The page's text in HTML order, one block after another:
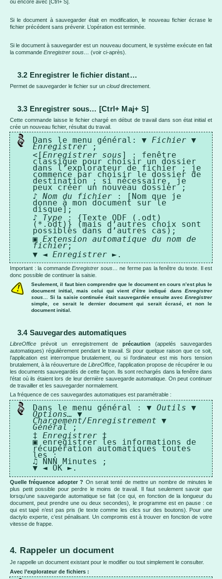
ou encore avec [Ctrl+ S].
Si le document à sauvegarder était en modification, le nouveau fichier écrase le
fichier précédent sans prévenir. L’opération est terminée.
Si le document à sauvegarder est un nouveau document, le système exécute en fait
la commande Enregistrer sous… (voir ci-après).
3.2 Enregistrer le fichier distant…
Permet de sauvegarder le fichier sur un clouddirectement.
3.3 Enregistrer sous… [Ctrl+ Maj+ S]
Cette commande laisse le fichier chargé en début de travail dans son état initial et
crée un nouveau fichier, résultat du travail.
Dans le menu général: ▼ Fichier ▼
Enregistrer ;
<[Enregistrer sous] : fenêtre
classique pour choisir un dossier
dans l’explorateur de fichier ; je
commence par choisir le dossier de
destination ; si nécessaire, je
peux créer un nouveau dossier ;
♪Nom du fichier : [Nom que je
donne à mon document sur le
disque];
♪ Type : {Texte ODF (.odt)
(*.odt)} (mais d’autres choix sont
possibles dans d’autres cas);
▣Extension automatique du nom de
fichier;
▼ ◄Enregistrer ►.
Important : la commande Enregistrer sous… ne ferme pas la fenêtre du texte. Il est
donc possible de continuer la saisie.
Seulement, il faut bien comprendre que le document en cours n’est plus le
document initial, mais celui qui vient d’être indiqué dans Enregistrer
sous…Si la saisie continuée était sauvegardée ensuite avecEnregistrer
simple, ce serait le dernier document qui serait écrasé, et non le
document initial.
3.4 Sauvegardes automatiques
LibreOffice prévoit un enregistrement deprécaution
(appelés sauvegardes
automatiques) régulièrement pendant le travail. Si pour quelque raison que ce soit,
l’application est interrompue brutalement, ou si l’ordinateur est mis hors tension
brutalement, à la réouverture deLibreOffice , l’application propose de récupérer le ou
les documents sauvegardés de cette façon. Ils sont rechargés dans la fenêtre dans
l’état où ils étaient lors de leur dernière sauvegarde automatique. On peut continuer
de travailler et les sauvegarder normalement.
La fréquence de ces sauvegardes automatiques est paramétrable :
Dans le menu général : ▼Outils ▼
Options… ▼
Chargement/Enregistrement ▼
Général
;
‡Enregistrer ‡
▣ enregistrer les informations de
récupération automatiques toutes
les :
♫ NNN Minutes ;
▼ ◄ OK ►.
Quelle fréquence adopter ? On serait tenté de mettre un nombre de minutes le
plus petit possible pour perdre le moins de travail. Il faut seulement savoir que
lorsqu’une sauvegarde automatique se fait (ce qui, en fonction de la longueur du
document, peut prendre une ou deux secondes), le programme est en pause : ce
qui est tapé n’est pas pris (le texte comme les clics sur des boutons). Pour une
dactylo experte, c’est pénalisant. Un compromis est à trouver en fonction de votre
vitesse de frappe.
4. Rappeler un document
Je rappelle un document existant pour le modifier ou tout simplement le consulter.
Avec l’explorateur de fichiers :